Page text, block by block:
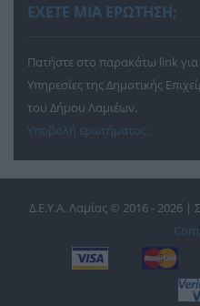
ΕΧΕΤΕ ΜΙΑ ΕΡΩΤΗΣΗ;
Πατήστε στο παρακάτω link
Υπηρεσίες της Δημοτικής
του Δήμου Λαμιέων.
Υποβολή ερωτήματος..
Δ.Ε.Υ.Α. Λαμίας © 2016 - 2026 |